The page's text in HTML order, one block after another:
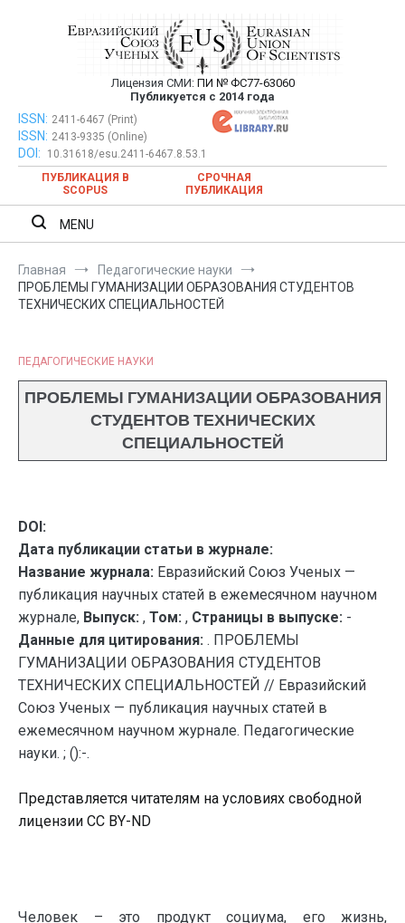
Евразийский Союз Ученых —
публикация научных статей в
ежемесячном научном журнале
Лицензия СМИ: ПИ № ФС77-63060
Публикуется с 2014 года
Евразийский Союз Ученых — публикация научных статей в
ежемесячном научном журнале
ISSN: 2411-6467 (Print)
ISSN: 2413-9335 (Online)
DOI:
10.31618/esu.2411-6467.8.53.1
ПУБЛИКАЦИЯ В
SCOPUS
СРОЧНАЯ
ПУБЛИКАЦИЯ
MENU
Главная
Педагогические науки
ПРОБЛЕМЫ ГУМАНИЗАЦИИ ОБРАЗОВАНИЯ СТУДЕНТОВ
ТЕХНИЧЕСКИХ СПЕЦИАЛЬНОСТЕЙ
ПЕДАГОГИЧЕСКИЕ НАУКИ
ПРОБЛЕМЫ ГУМАНИЗАЦИИ ОБРАЗОВАНИЯ
СТУДЕНТОВ ТЕХНИЧЕСКИХ
СПЕЦИАЛЬНОСТЕЙ
DOI:
Дата публикации статьи в журнале:
Название журнала: Евразийский Союз Ученых —
публикация научных статей в ежемесячном научном
журнале, Выпуск: , Том: , Страницы в выпуске: -
Данные для цитирования: . ПРОБЛЕМЫ
ГУМАНИЗАЦИИ ОБРАЗОВАНИЯ СТУДЕНТОВ
ТЕХНИЧЕСКИХ СПЕЦИАЛЬНОСТЕЙ // Евразийский
Союз Ученых — публикация научных статей в
ежемесячном научном журнале. Педагогические
науки. ; ():-.
Представляется читателям на условиях свободной
лицензии CC BY-ND
Человек – это продукт социума, его жизнь,